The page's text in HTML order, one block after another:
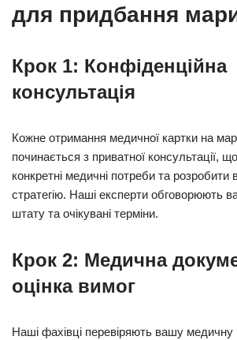
для придбання
Крок 1: Конфіденційна
консультація
Кожне отримання медичної картки на
починається з приватної консультації,
конкретні медичні потреби та розробити
стратегію. Наші експерти обговорюють
штату та очікувані терміни.
Крок 2: Медична
оцінка вимог
Наші фахівці перевіряють вашу медичну